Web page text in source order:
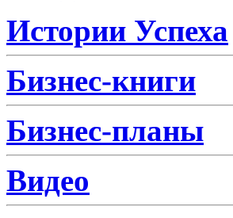
Истории Успеха
Бизнес-книги
Бизнес-планы
Видео